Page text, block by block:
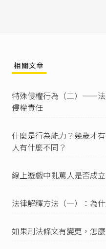
○○是否知悉無法律
判斷。」（本案纏訟
民法第182條 第1項
無法律上之原因，而
事實上，早在2013
的手足，私自用零用
路，或是購買網路上
制。」上述文字參考
嗎？》。
相關文章
特殊侵權行為（二）——法
侵權責任
什麼是行為能力？幾歲才
人有什麼不同？
線上遊戲中亂罵人是否成
法律解釋方法（一）：為
如果刑法條文有變更，怎